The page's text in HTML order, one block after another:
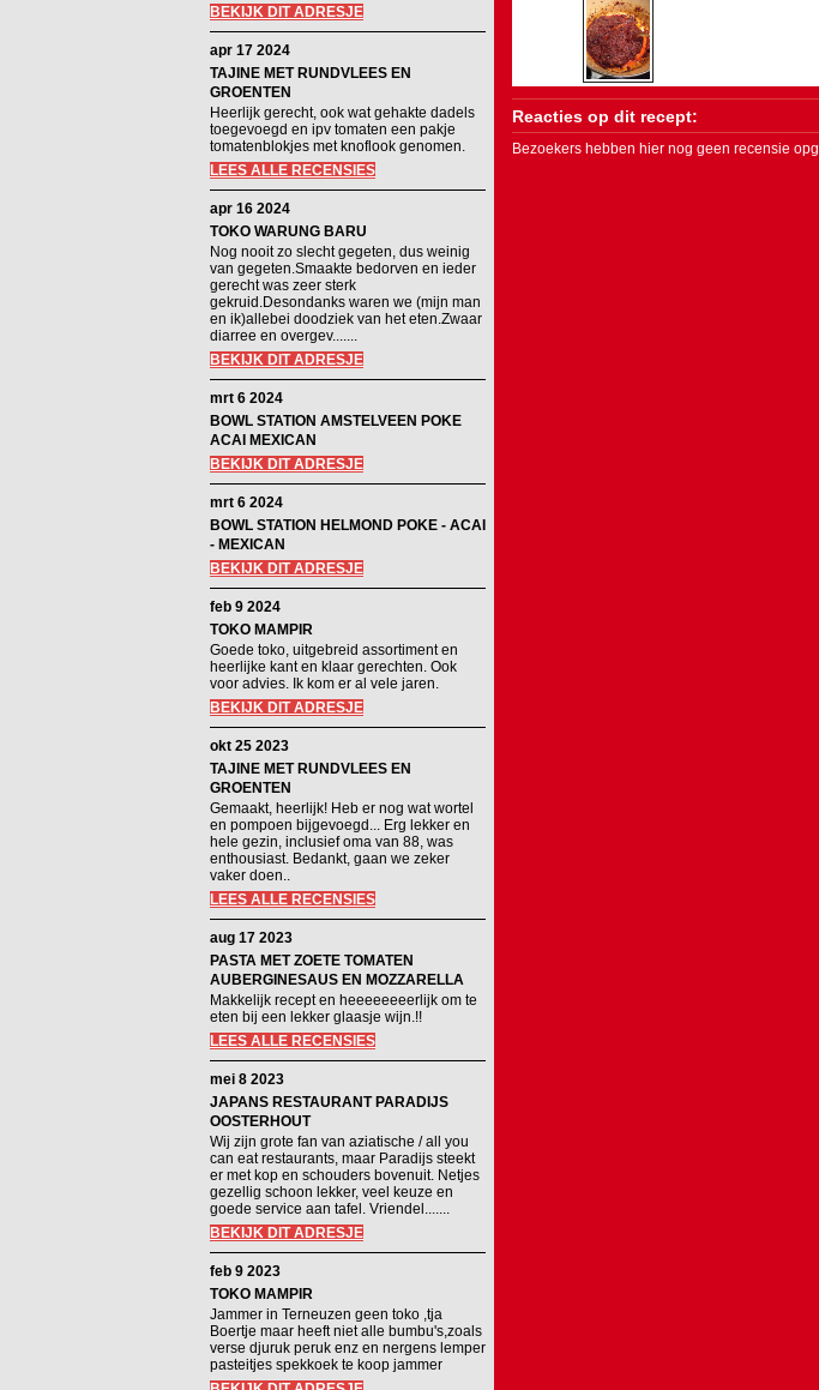
BEKIJK DIT ADRESJE
apr 17 2024
TAJINE MET RUNDVLEES EN
GROENTEN
Heerlijk gerecht, ook wat gehakte dadels
toegevoegd en ipv tomaten een pakje
tomatenblokjes met knoflook genomen.
LEES ALLE RECENSIES
apr 16 2024
TOKO WARUNG BARU
Nog nooit zo slecht gegeten, dus weinig
van gegeten.Smaakte bedorven en ieder
gerecht was zeer sterk
gekruid.Desondanks waren we (mijn man
en ik)allebei doodziek van het eten.Zwaar
diarree en overgev.......
BEKIJK DIT ADRESJE
mrt 6 2024
BOWL STATION AMSTELVEEN POKE
ACAI MEXICAN
BEKIJK DIT ADRESJE
mrt 6 2024
BOWL STATION HELMOND POKE - ACAI
- MEXICAN
BEKIJK DIT ADRESJE
feb 9 2024
TOKO MAMPIR
Goede toko, uitgebreid assortiment en
heerlijke kant en klaar gerechten. Ook
voor advies. Ik kom er al vele jaren.
BEKIJK DIT ADRESJE
okt 25 2023
TAJINE MET RUNDVLEES EN
GROENTEN
Gemaakt, heerlijk! Heb er nog wat wortel
en pompoen bijgevoegd... Erg lekker en
hele gezin, inclusief oma van 88, was
enthousiast. Bedankt, gaan we zeker
vaker doen..
LEES ALLE RECENSIES
aug 17 2023
PASTA MET ZOETE TOMATEN
AUBERGINESAUS EN MOZZARELLA
Makkelijk recept en heeeeeeeerlijk om te
eten bij een lekker glaasje wijn.!!
LEES ALLE RECENSIES
mei 8 2023
JAPANS RESTAURANT PARADIJS
OOSTERHOUT
Wij zijn grote fan van aziatische / all you
can eat restaurants, maar Paradijs steekt
er met kop en schouders bovenuit. Netjes
gezellig schoon lekker, veel keuze en
goede service aan tafel. Vriendel.......
BEKIJK DIT ADRESJE
feb 9 2023
TOKO MAMPIR
Jammer in Terneuzen geen toko ,tja
Boertje maar heeft niet alle bumbu's,zoals
verse djuruk peruk enz en nergens lemper
pasteitjes spekkoek te koop jammer
Reacties op dit recept:
Bezoekers hebben hier nog geen recensie